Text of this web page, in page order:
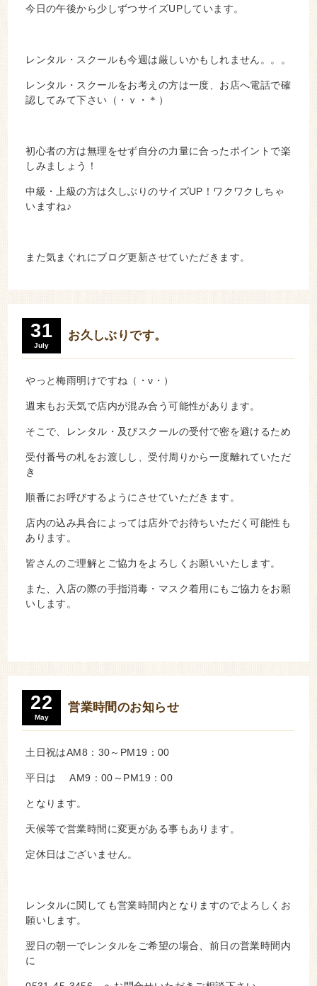
今日の午後から少しずつサイズUPしています。
レンタル・スクールも今週は厳しいかもしれません。。。
レンタル・スクールをお考えの方は一度、お店へ電話で確
認してみて下さい（・ｖ・＊）
初心者の方は無理をせず自分の力量に合ったポイントで楽
しみましょう！
中級・上級の方は久しぶりのサイズUP！ワクワクしちゃ
いますね♪
また気まぐれにブログ更新させていただきます。
31
July
お久しぶりです。
やっと梅雨明けですね（・ν・）
週末もお天気で店内が混み合う可能性があります。
そこで、レンタル・及びスクールの受付で密を避けるため
受付番号の札をお渡しし、受付周りから一度離れていただ
き
順番にお呼びするようにさせていただきます。
店内の込み具合によっては店外でお待ちいただく可能性も
あります。
皆さんのご理解とご協力をよろしくお願いいたします。
また、入店の際の手指消毒・マスク着用にもご協力をお願
いします。
22
May
営業時間のお知らせ
土日祝はAM8：30～PM19：00
平日は AM9：00～PM19：00
となります。
天候等で営業時間に変更がある事もあります。
定休日はございません。
レンタルに関しても営業時間内となりますのでよろしくお
願いします。
翌日の朝一でレンタルをご希望の場合、前日の営業時間内
に